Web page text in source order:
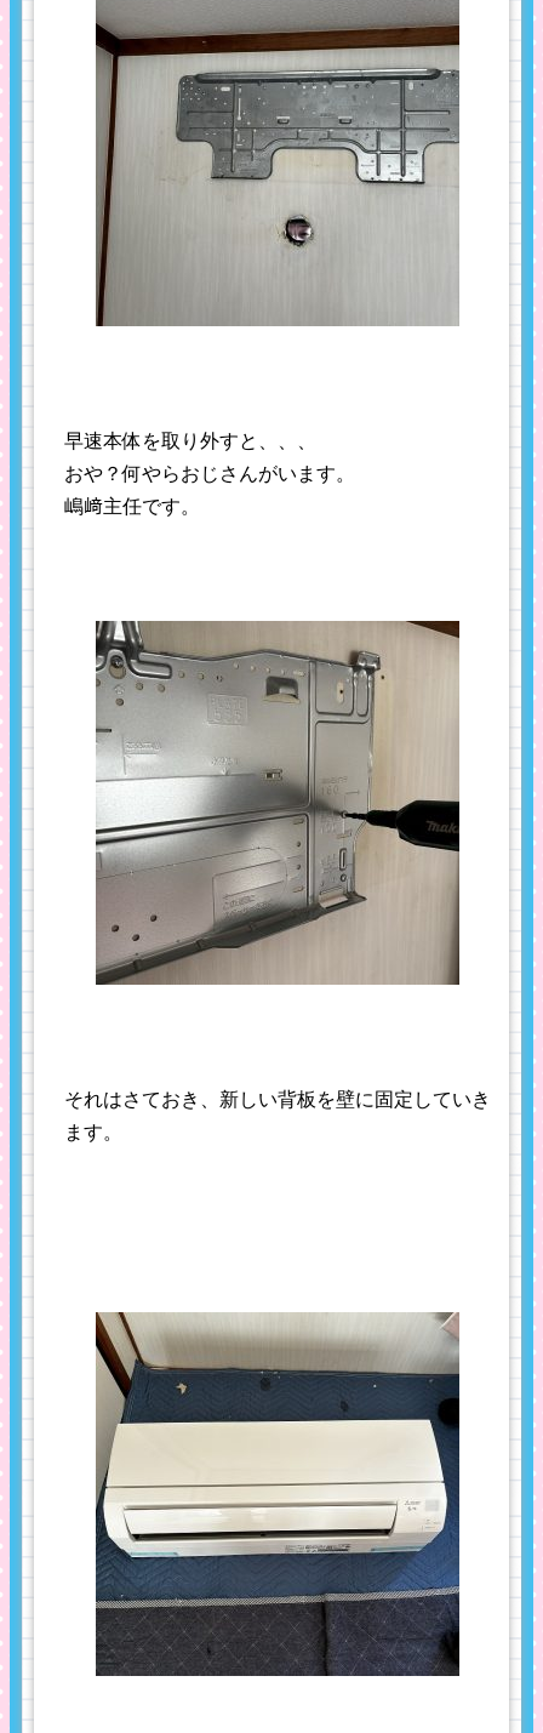
早速本体を取り外すと、、、
おや？何やらおじさんがいます。
嶋﨑主任です。
それはさておき、新しい背板を壁に固定していき
ます。